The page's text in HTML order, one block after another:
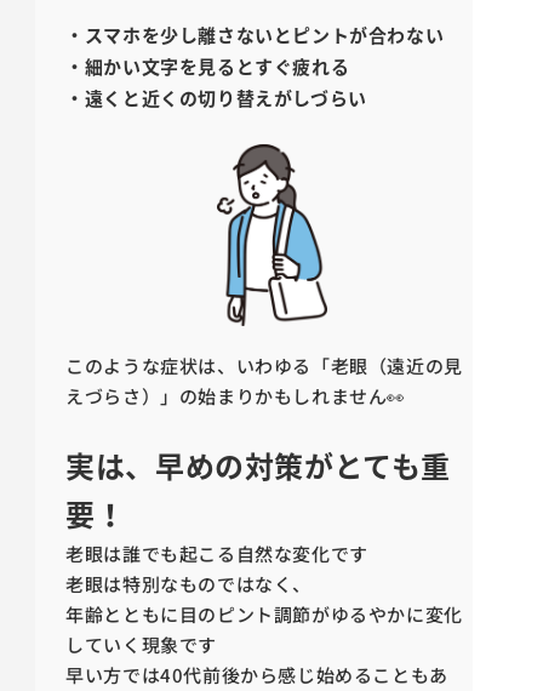
・スマホを少し離さないとピントが合わない
・細かい文字を見るとすぐ疲れる
・遠くと近くの切り替えがしづらい
このような症状は、いわゆる「老眼（遠近の見
えづらさ）」の始まりかもしれません👀
実は、早めの対策がとても重
要！
老眼は誰でも起こる自然な変化です
老眼は特別なものではなく、
年齢とともに目のピント調節がゆるやかに変化
していく現象です
早い方では40代前後から感じ始めることもあ